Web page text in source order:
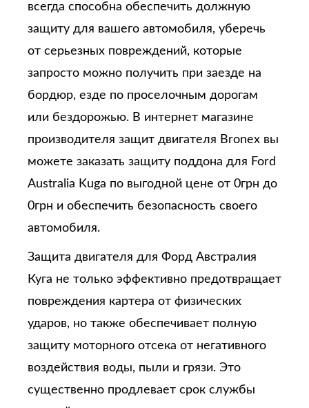
всегда способна обеспечить должную
защиту для вашего автомобиля, уберечь
от серьезных повреждений, которые
запросто можно получить при заезде на
бордюр, езде по проселочным дорогам
или бездорожью. В интернет магазине
производителя защит двигателя Bronex вы
можете заказать защиту поддона для Ford
Australia Kuga по выгодной цене от 0грн до
0грн и обеспечить безопасность своего
автомобиля.
Защита двигателя для Форд Австралия
Куга не только эффективно предотвращает
повреждения картера от физических
ударов, но также обеспечивает полную
защиту моторного отсека от негативного
воздействия воды, пыли и грязи. Это
существенно продлевает срок службы